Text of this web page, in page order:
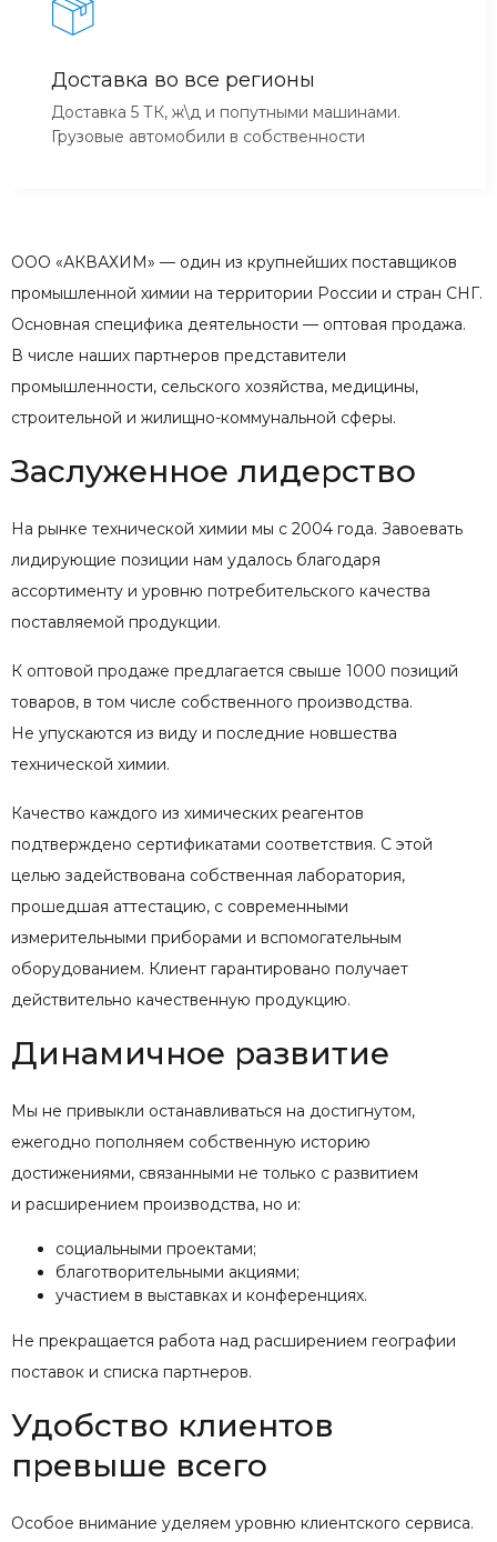
Доставка во все регионы
Доставка 5 ТК, ж\д и попутными машинами.
Грузовые автомобили в собственности
ООО «АКВАХИМ» — один из крупнейших поставщиков
промышленной химии на территории России и стран СНГ.
Основная специфика деятельности — оптовая продажа.
В числе наших партнеров представители
промышленности, сельского хозяйства, медицины,
строительной и жилищно-коммунальной сферы.
Заслуженное лидерство
На рынке технической химии мы с 2004 года. Завоевать
лидирующие позиции нам удалось благодаря
ассортименту и уровню потребительского качества
поставляемой продукции.
К оптовой продаже предлагается свыше 1000 позиций
товаров, в том числе собственного производства.
Не упускаются из виду и последние новшества
технической химии.
Качество каждого из химических реагентов
подтверждено сертификатами соответствия. С этой
целью задействована собственная лаборатория,
прошедшая аттестацию, с современными
измерительными приборами и вспомогательным
оборудованием. Клиент гарантировано получает
действительно качественную продукцию.
Динамичное развитие
Мы не привыкли останавливаться на достигнутом,
ежегодно пополняем собственную историю
достижениями, связанными не только с развитием
и расширением производства, но и:
социальными проектами;
благотворительными акциями;
участием в выставках и конференциях.
Не прекращается работа над расширением географии
поставок и списка партнеров.
Удобство клиентов
превыше всего
Особое внимание уделяем уровню клиентского сервиса.